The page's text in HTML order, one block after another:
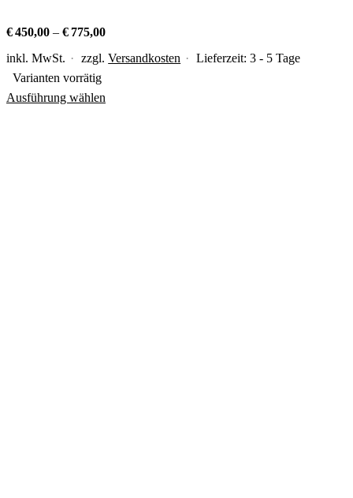
€450,00 – € 775,00
inkl. MwSt.
zzgl.Versandkosten Lieferzeit:3 - 5 Tage
Varianten vorrätig
Ausführung wählen